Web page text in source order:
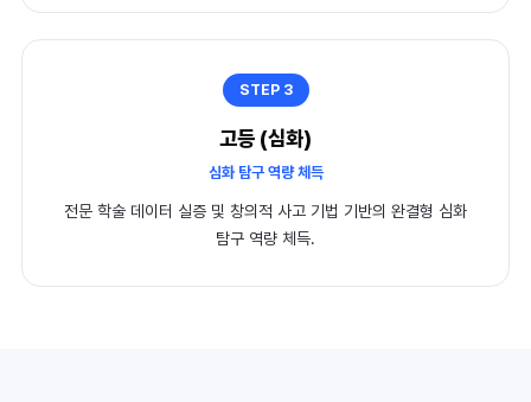
STEP 3
고등 (심화)
심화 탐구 역량 체득
전문 학술 데이터 실증 및 창의적 사고 기법 기반의 완결형 심화
탐구 역량 체득.